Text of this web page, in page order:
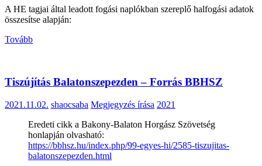
A HE tagjai által leadott fogási naplókban szereplő halfogási adatok
összesítse alapján:
Tovább
Tiszújítás Balatonszepezden – Forrás BBHSZ
2021.11.02. shaocsaba Megjegyzés írása 2021
Eredeti cikk a Bakony-Balaton Horgász Szövetség
honlapján olvasható:
https://bbhsz.hu/index.php/99-egyes-hi/2585-tiszujitas-
balatonszepezden.html